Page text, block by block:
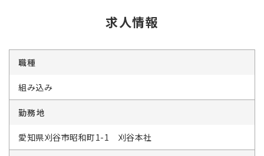
求人情報
職種
組み込み
勤務地
愛知県刈谷市昭和町1-1 刈谷本社